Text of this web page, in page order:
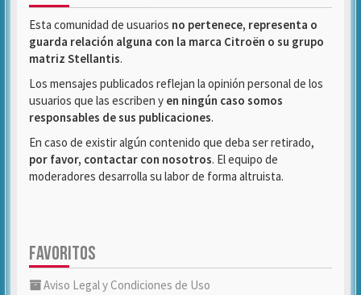
Esta comunidad de usuarios no pertenece, representa o
guarda relación alguna con la marca Citroën o su grupo
matriz Stellantis.
Los mensajes publicados reflejan la opinión personal de los
usuarios que las escriben y en ningún caso somos
responsables de sus publicaciones.
En caso de existir algún contenido que deba ser retirado,
por favor, contactar con nosotros. El equipo de
moderadores desarrolla su labor de forma altruista.
FAVORITOS
Aviso Legal y Condiciones de Uso